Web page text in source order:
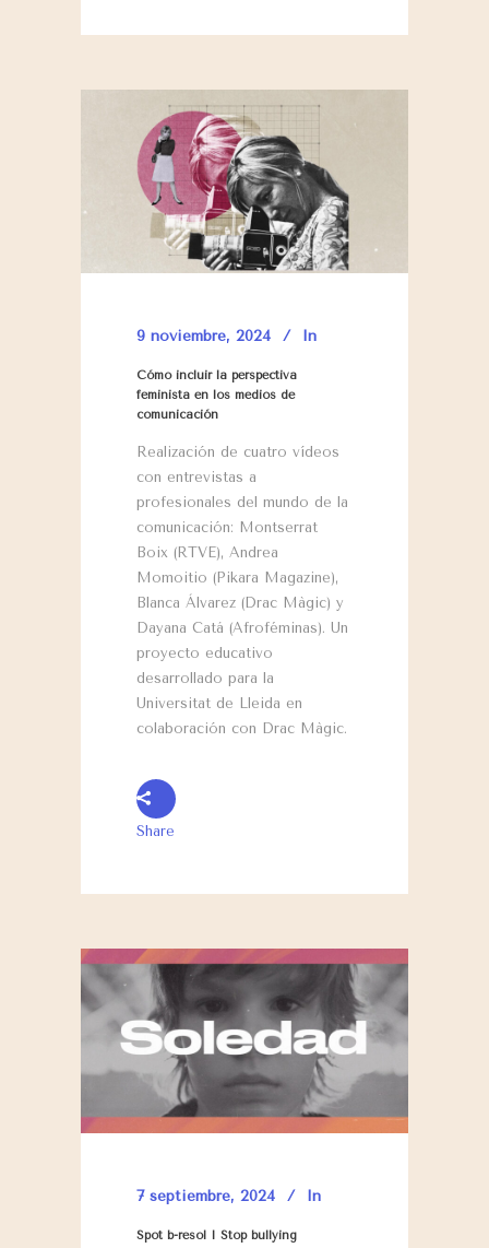
9 noviembre, 2024 In
Cómo incluir la perspectiva
feminista en los medios de
comunicación
Realización de cuatro vídeos
con entrevistas a
profesionales del mundo de la
comunicación: Montserrat
Boix (RTVE), Andrea
Momoitio (Pikara Magazine),
Blanca Álvarez (Drac Màgic) y
Dayana Catá (Afroféminas). Un
proyecto educativo
desarrollado para la
Universitat de Lleida en
colaboración con Drac Màgic.
Share
7 septiembre, 2024 In
Spot b-resol I Stop bullying